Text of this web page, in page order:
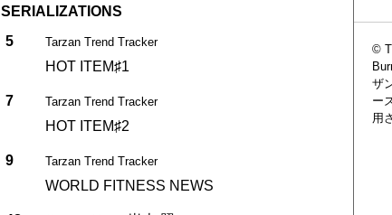
SERIALIZATIONS
5
Tarzan Trend Tracker
HOT ITEM♯1
7 Tarzan Trend Tracker
HOT ITEM♯2
9 Tarzan Trend Tracker
WORLD FITNESS NEWS
©
ザ
ー
用